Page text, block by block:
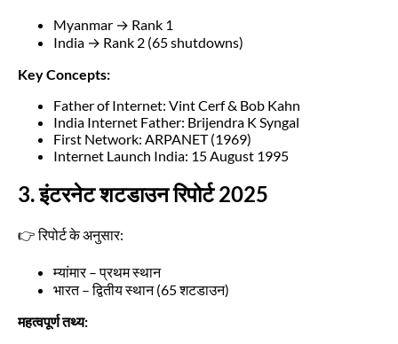
Myanmar → Rank 1
India → Rank 2 (65 shutdowns)
Key Concepts:
Father of Internet: Vint Cerf & Bob Kahn
India Internet Father: Brijendra K Syngal
First Network: ARPANET (1969)
Internet Launch India: 15 August 1995
3. इंटरनेट शटडाउन रिपोर्ट 2025
👉 रिपोर्ट के अनुसार:
म्यांमार – प्रथम स्थान
भारत – द्वितीय स्थान (65 शटडाउन)
महत्वपूर्ण तथ्य: